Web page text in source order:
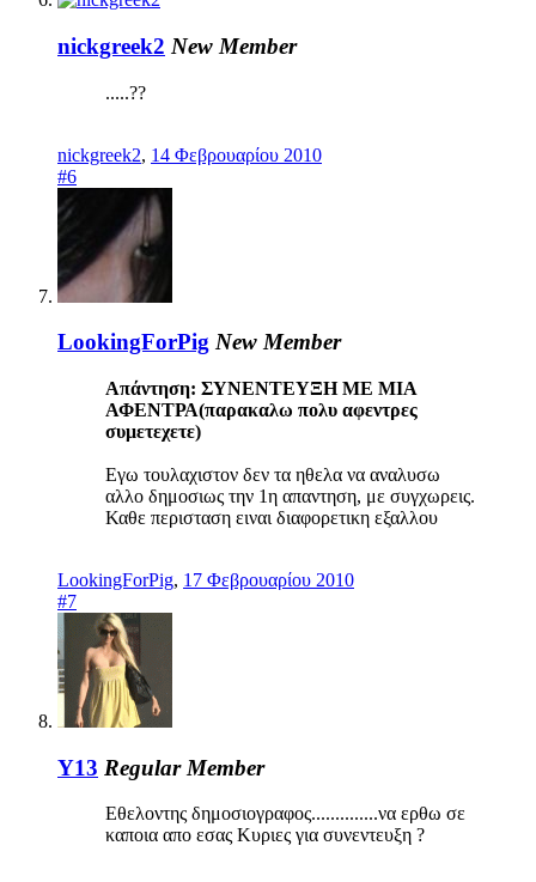
nickgreek2 New Member
.....??
nickgreek2, 14 Φεβρουαρίου 2010
#6
LookingForPig New Member
Απάντηση: ΣΥΝΕΝΤΕΥΞΗ ΜΕ ΜΙΑ
ΑΦΕΝΤΡΑ(παρακαλω πολυ αφεντρες
συμετεχετε)
Εγω τουλαχιστον δεν τα ηθελα να αναλυσω
αλλο δημοσιως την 1η απαντηση, με συγχωρεις.
Καθε περισταση ειναι διαφορετικη εξαλλου
LookingForPig, 17 Φεβρουαρίου 2010
#7
Y13 Regular Member
Εθελοντης δημοσιογραφος..............να ερθω σε
καποια απο εσας Κυριες για συνεντευξη ?